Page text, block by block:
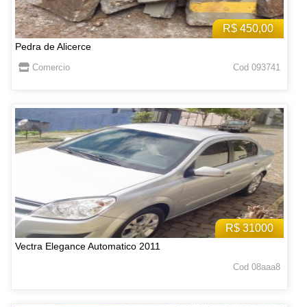
R$ 450,00
Pedra de Alicerce
Comercio Cod 093741
R$ 31000
Vectra Elegance Automatico 2011
Cod 08aaa8